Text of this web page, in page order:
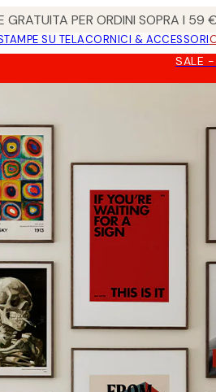
GRATUITA PER ORDINI SOPRA I 59
SU TELACORNICI & ACCESSORI
SALE -